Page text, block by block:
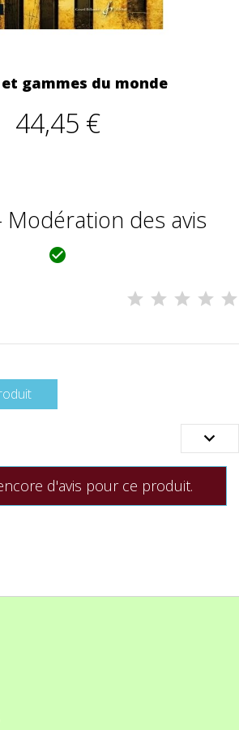
gammes du monde
44,45 €
Modération des avis


d'avis pour ce produit.